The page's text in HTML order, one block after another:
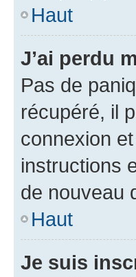
Haut
J’ai perdu
Pas de
récupéré, il
connexion
instructions
de nouveau
Haut
Je suis